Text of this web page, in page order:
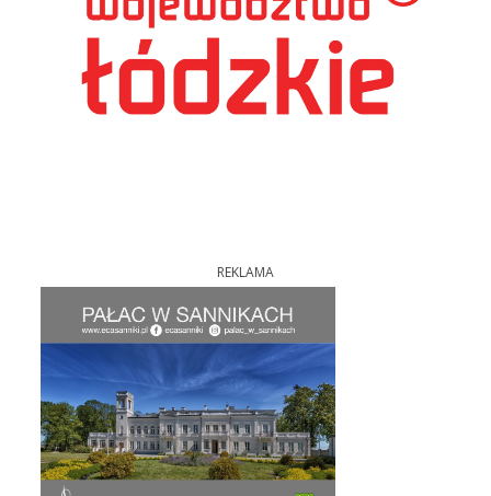
REKLAMA